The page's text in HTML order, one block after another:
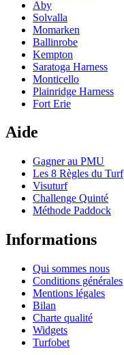
Aby
Solvalla
Momarken
Ballinrobe
Kempton
Saratoga Harness
Monticello
Plainridge Harness
Fort Erie
Aide
Gagner au PMU
Les 8 Règles du Turf
Visuturf
Challenge Quinté
Méthode Paddock
Informations
Qui sommes nous
Conditions générales
Mentions légales
Bilan
Charte qualité
Widgets
Turfobet